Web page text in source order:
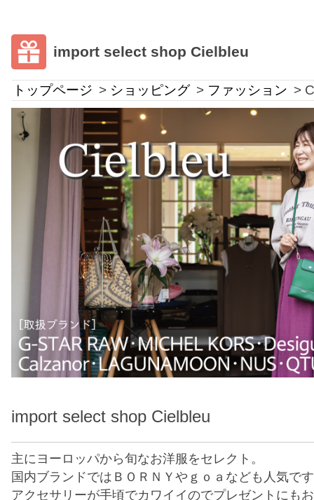
import select shop Cielbleu
トップページ ショッピング ファッション
import select shop Cielbleu
主にヨーロッパから旬なお洋服をセレクト。
国内ブランドではＢＯＲＮＹやｇｏａなども人気で
アクセサリーが手頃でカワイイのでプレゼントにも